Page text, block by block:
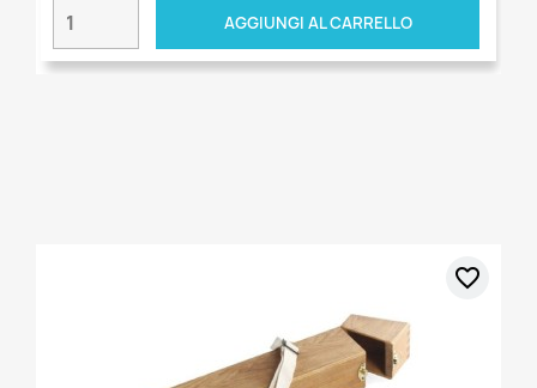
AGGIUNGI AL CARRELLO
favorite_border